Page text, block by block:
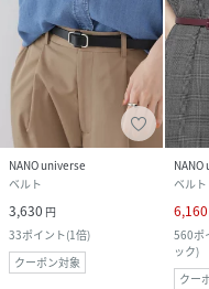
NANO universe
ベルト
3,630 円
33ポイント(1倍)
クーポン対象
NANO
ベルト
6,160
560ポ
ック)
クー